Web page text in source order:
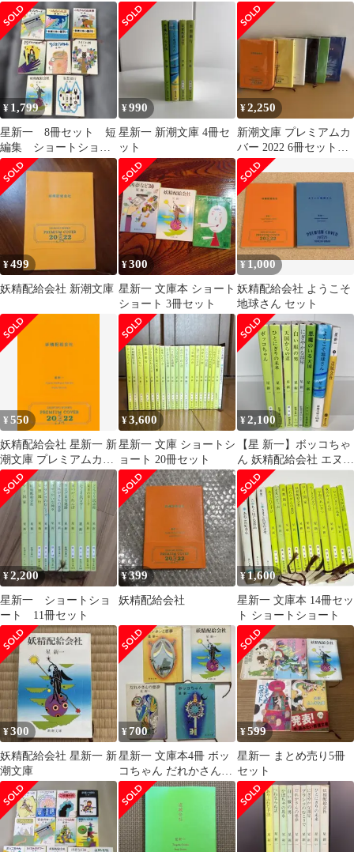
セット
星_03
¥ 1,799
星新一 8冊セット 短
編集 ショートショー
ト
¥990
星新一 新潮文庫 4冊セ
ット
¥2,250
新潮文庫 プレミアムカ
バー 2022 6冊セット
全帯付き
¥499
妖精配給会社 新潮文庫
¥300
星新一 文庫本 ショート
ショート 3冊セット
¥1,000
妖精配給会社 ようこそ
地球さん セット
¥550
妖精配給会社 星新一 新
潮文庫 プレミアムカバ
ー
¥3,600
星新一 文庫 ショートシ
ョート 20冊セット
¥2,100
【星 新一】ボッコちゃ
ん 妖精配給会社 エヌ氏
の遊園地 ふしぎな夢 ど
こかの事件
¥2,200
星新一 ショートショ
ート 11冊セット
¥399
妖精配給会社
¥1,600
星新一 文庫本 14冊セッ
ト ショートショート
¥300
妖精配給会社 星新一 新
潮文庫
¥700
星新一 文庫本4冊 ボッ
コちゃん だれかさんの
悪夢 ボンボンと悪夢 妖
精配給会社
¥599
星新一 まとめ売り5冊
セット